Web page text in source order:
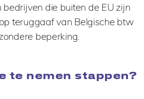
die buiten de EU zijn
teruggaaf van Belgische btw
beperking.
te nemen stappen?